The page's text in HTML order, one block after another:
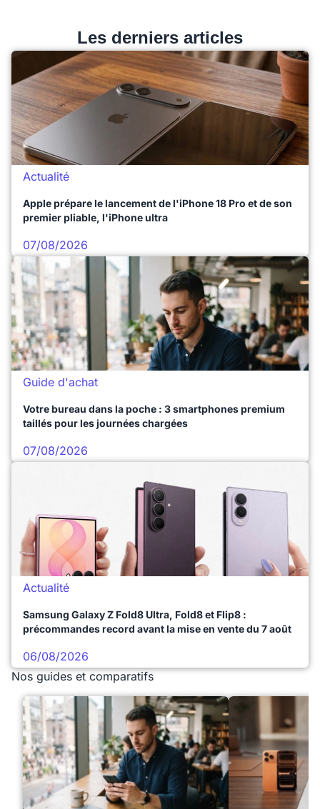
Les derniers articles
Actualité
Apple prépare le lancement de l'iPhone 18 Pro et de son
premier pliable, l'iPhone ultra
07/08/2026
Guide d'achat
Votre bureau dans la poche : 3 smartphones premium
taillés pour les journées chargées
07/08/2026
Actualité
Samsung Galaxy Z Fold8 Ultra, Fold8 et Flip8 :
précommandes record avant la mise en vente du 7 août
06/08/2026
Nos guides et comparatifs